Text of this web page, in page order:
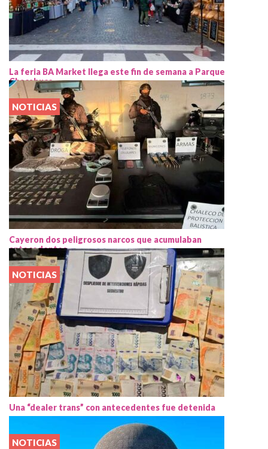
La feria BA Market llega este fin de semana a Parque
Chacabuco
NOTICIAS
Cayeron dos peligrosos narcos que acumulaban
antecedentes
NOTICIAS
Una “dealer trans” con antecedentes fue detenida
NOTICIAS